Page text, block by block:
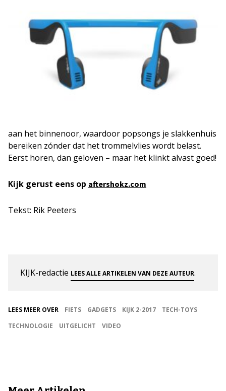
aan het binnenoor, waardoor popsongs je slakkenhuis
bereiken zónder dat het trommelvlies wordt belast.
Eerst horen, dan geloven – maar het klinkt alvast goed!
Kijk gerust eens op aftershokz.com
Tekst: Rik Peeters
KIJK-redactie LEES ALLE ARTIKELEN VAN DEZE AUTEUR.
LEES MEER OVER FIETS GADGETS KIJK 2-2017
TECH-TOYS
TECHNOLOGIE
UITGELICHT VIDEO